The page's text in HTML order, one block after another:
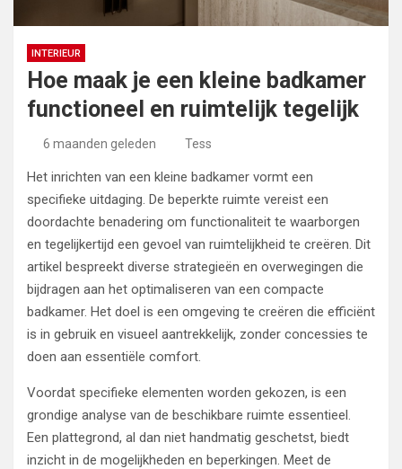
INTERIEUR
Hoe maak je een kleine badkamer
functioneel en ruimtelijk tegelijk
6 maanden geleden Tess
Het inrichten van een kleine badkamer vormt een
specifieke uitdaging. De beperkte ruimte vereist een
doordachte benadering om functionaliteit te waarborgen
en tegelijkertijd een gevoel van ruimtelijkheid te creëren. Dit
artikel bespreekt diverse strategieën en overwegingen die
bijdragen aan het optimaliseren van een compacte
badkamer. Het doel is een omgeving te creëren die efficiënt
is in gebruik en visueel aantrekkelijk, zonder concessies te
doen aan essentiële comfort.
Voordat specifieke elementen worden gekozen, is een
grondige analyse van de beschikbare ruimte essentieel.
Een plattegrond, al dan niet handmatig geschetst, biedt
inzicht in de mogelijkheden en beperkingen. Meet de